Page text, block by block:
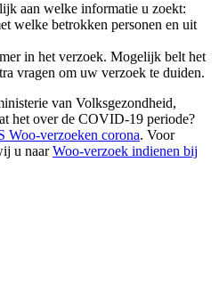
aan welke informatie u zoekt:
welke betrokken personen en uit
in het verzoek. Mogelijk belt het
vragen om uw verzoek te duiden.
van Volksgezondheid,
het over de COVID-19 periode?
Woo-verzoeken corona. Voor
u naarWoo-verzoek indienen bij